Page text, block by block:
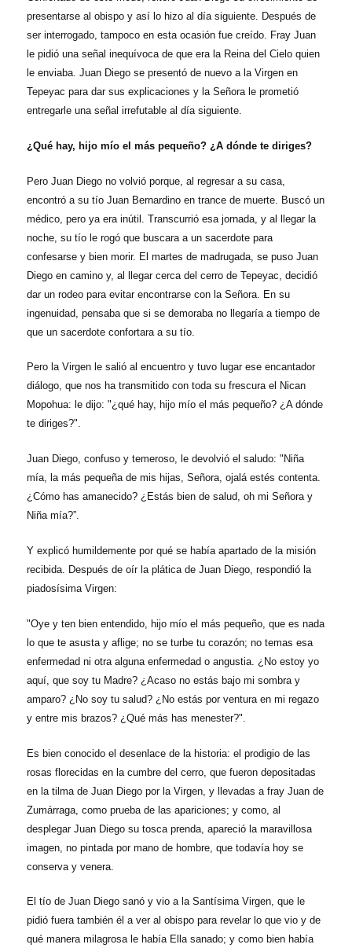
presentarse al obispo y así lo hizo al día siguiente. Después de
ser interrogado, tampoco en esta ocasión fue creído. Fray Juan
le pidió una señal inequívoca de que era la Reina del Cielo quien
le enviaba. Juan Diego se presentó de nuevo a la Virgen en
Tepeyac para dar sus explicaciones y la Señora le prometió
entregarle una señal irrefutable al día siguiente.
¿Qué hay, hijo mío el más pequeño? ¿A dónde te diriges?
Pero Juan Diego no volvió porque, al regresar a su casa,
encontró a su tío Juan Bernardino en trance de muerte. Buscó un
médico, pero ya era inútil. Transcurrió esa jornada, y al llegar la
noche, su tío le rogó que buscara a un sacerdote para
confesarse y bien morir. El martes de madrugada, se puso Juan
Diego en camino y, al llegar cerca del cerro de Tepeyac, decidió
dar un rodeo para evitar encontrarse con la Señora. En su
ingenuidad, pensaba que si se demoraba no llegaría a tiempo de
que un sacerdote confortara a su tío.
Pero la Virgen le salió al encuentro y tuvo lugar ese encantador
diálogo, que nos ha transmitido con toda su frescura el Nican
Mopohua: le dijo: "¿qué hay, hijo mío el más pequeño? ¿A dónde
te diriges?".
Juan Diego, confuso y temeroso, le devolvió el saludo: "Niña
mía, la más pequeña de mis hijas, Señora, ojalá estés contenta.
¿Cómo has amanecido? ¿Estás bien de salud, oh mi Señora y
Niña mía?”.
Y explicó humildemente por qué se había apartado de la misión
recibida. Después de oír la plática de Juan Diego, respondió la
piadosísima Virgen:
"Oye y ten bien entendido, hijo mío el más pequeño, que es nada
lo que te asusta y aflige; no se turbe tu corazón; no temas esa
enfermedad ni otra alguna enfermedad o angustia. ¿No estoy yo
aquí, que soy tu Madre? ¿Acaso no estás bajo mi sombra y
amparo? ¿No soy tu salud? ¿No estás por ventura en mi regazo
y entre mis brazos? ¿Qué más has menester?".
Es bien conocido el desenlace de la historia: el prodigio de las
rosas florecidas en la cumbre del cerro, que fueron depositadas
en la tilma de Juan Diego por la Virgen, y llevadas a fray Juan de
Zumárraga, como prueba de las apariciones; y como, al
desplegar Juan Diego su tosca prenda, apareció la maravillosa
imagen, no pintada por mano de hombre, que todavía hoy se
conserva y venera.
El tío de Juan Diego sanó y vio a la Santísima Virgen, que le
pidió fuera también él a ver al obispo para revelar lo que vio y de
qué manera milagrosa le había Ella sanado; y como bien había